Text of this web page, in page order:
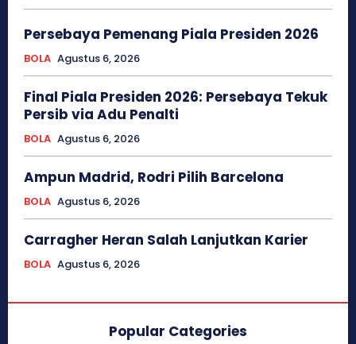
Persebaya Pemenang Piala Presiden 2026
BOLA Agustus 6, 2026
Final Piala Presiden 2026: Persebaya Tekuk
Persib via Adu Penalti
BOLA Agustus 6, 2026
Ampun Madrid, Rodri Pilih Barcelona
BOLA Agustus 6, 2026
Carragher Heran Salah Lanjutkan Karier
BOLA Agustus 6, 2026
Popular Categories